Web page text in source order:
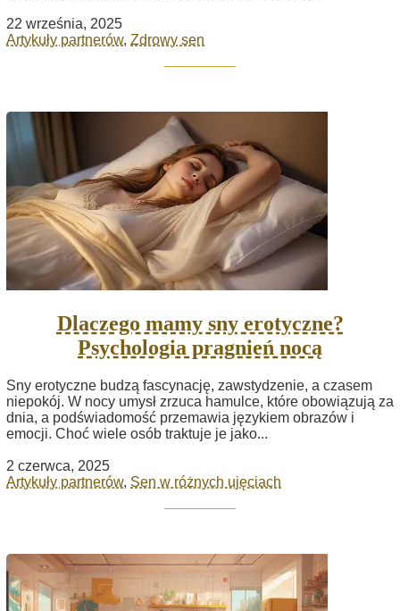
22 września, 2025
Artykuły partnerów, Zdrowy sen
Dlaczego mamy sny erotyczne?
Psychologia pragnień nocą
Sny erotyczne budzą fascynację, zawstydzenie, a czasem
niepokój. W nocy umysł zrzuca hamulce, które obowiązują za
dnia, a podświadomość przemawia językiem obrazów i
emocji. Choć wiele osób traktuje je jako...
2 czerwca, 2025
Artykuły partnerów, Sen w różnych ujęciach